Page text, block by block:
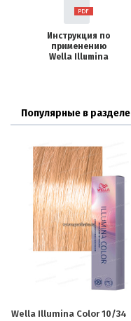
Инструкция по
применению
Wella Illumina
Популярные в разделе
Wella Illumina Color 10/34